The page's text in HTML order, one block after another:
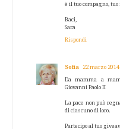
è il tuo compagno, tuo
Baci,
Sara
Rispondi
Sofia 22 marzo
Da mamma a
Giovanni Paolo II
La pace non può
di ciascuno di loro.
Partecipo al tuo